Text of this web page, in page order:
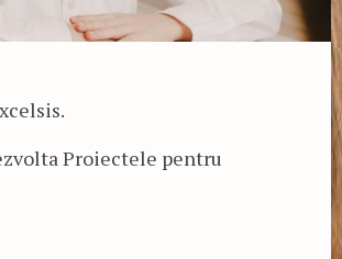
Proiectele pentru